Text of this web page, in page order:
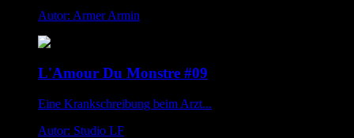
Autor: Armer Armin
L'Amour Du Monstre #09
Eine Krankschreibung beim Arzt...
Autor: Studio LF